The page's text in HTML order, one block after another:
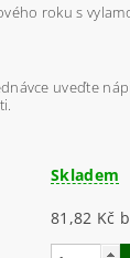
roku s
uveďte
Skladem